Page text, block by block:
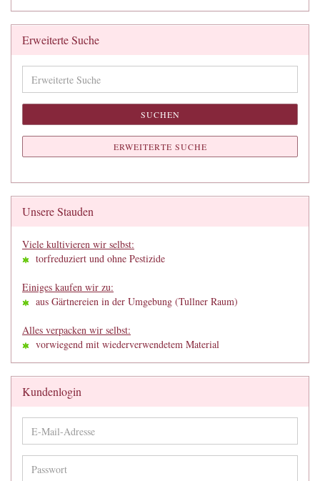
Erweiterte Suche
Suche
SUCHEN
ERWEITERTE SUCHE
Unsere Stauden
Viele kultivieren wir selbst:
torfreduziert und ohne Pestizide
Einiges kaufen wir zu:
aus Gärtnereien in der Umgebung (Tullner Raum)
Alles verpacken wir selbst:
vorwiegend mit wiederverwendetem Material
Kundenlogin
E-
Mail-
Adresse
Passwort